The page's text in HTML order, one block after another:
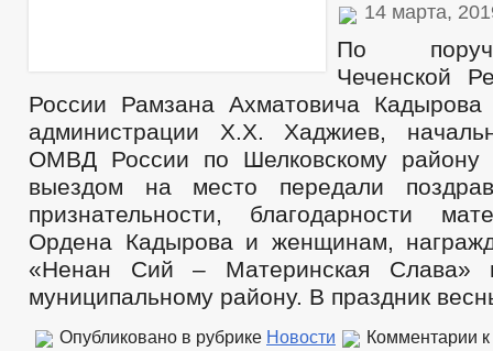
14 марта,
По
Чеченской
России Рамзана Ахматовича Кадырова
администрации Х.Х. Хаджиев,
ОМВД России по Шелковскому району
выездом на место передали
признательности, благодарности
Ордена Кадырова и женщинам,
«Ненан Сий – Материнская Слава»
муниципальному району. В праздник
Опубликовано в рубрике Новости Комментарии